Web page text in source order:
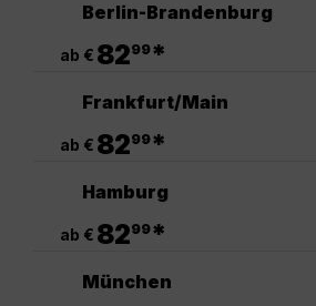
Berlin-Brandenburg
ab € 8299*
Frankfurt/Main
ab € 8299*
Hamburg
ab € 8299*
München